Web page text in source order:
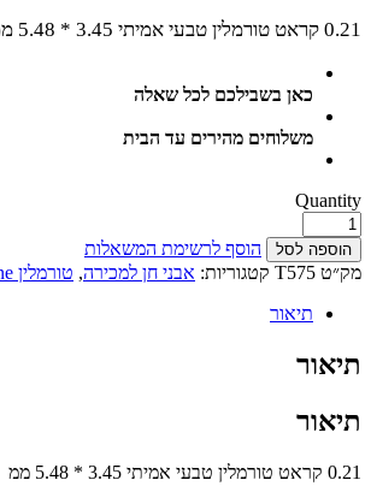
0.21 קראט טורמלין טבעי אמיתי 3.45 * 5.48 ממ
כאן בשבילכם לכל שאלה
משלוחים מהירים עד הבית
Quantity
הוספה לסל
הוסף לרשימת המשאלות
מק״ט T575 קטגוריות: אבני חן למכירה, טורמלין Tourmaline
תיאור
תיאור
תיאור
0.21 קראט טורמלין טבעי אמיתי 3.45 * 5.48 ממ